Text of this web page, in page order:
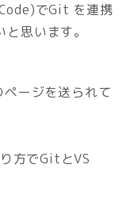
でGit を連携
思います。
ージを送られて
方でGitとVS